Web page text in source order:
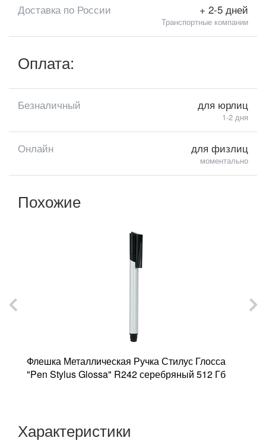
Доставка по России + 2-5 дней
Транспортные компании
Оплата:
Безналичный для юрлиц
1-2 дня
Онлайн для физлиц
моментально
Похожие
Флешка Металлическая Ручка Стилус Глосса
"Pen Stylus Glossa" R242 серебряный 512 Гб
Характеристики